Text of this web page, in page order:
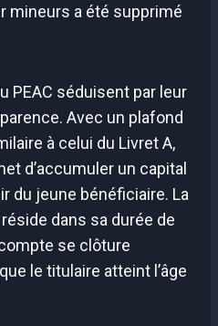
mineurs a été supprimé
PEAC séduisent par leur
Avec un plafond
à celui du Livret A,
d’accumuler un capital
du jeune bénéficiaire. La
dans sa durée de
se clôture
le titulaire atteint l’âge